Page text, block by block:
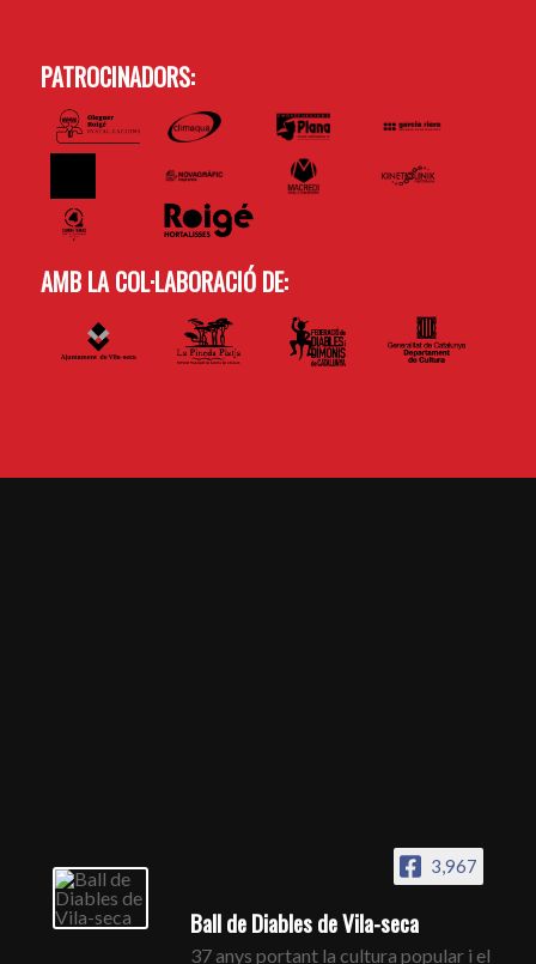
PATROCINADORS:
AMB LA COL·LABORACIÓ DE:
3,967
Ball de Diables de Vila-seca
37 anys portant la cultura popular i el